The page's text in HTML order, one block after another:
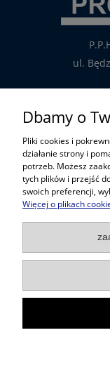
ul.
Dbamy o
Pliki cookies i
działanie strony i
potrzeb. Możesz
tych plików i przejść
swoich preferencji,
Więcej o plikach